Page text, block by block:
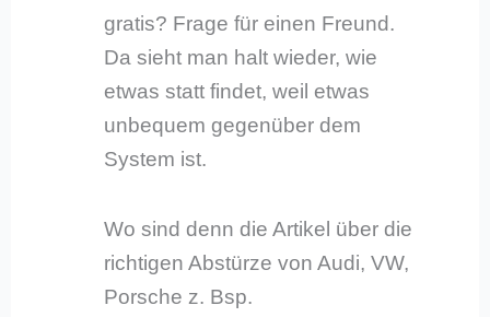
gratis? Frage für einen Freund.
Da sieht man halt wieder, wie
etwas statt findet, weil etwas
unbequem gegenüber dem
System ist.
Wo sind denn die Artikel über die
richtigen Abstürze von Audi, VW,
Porsche z. Bsp.